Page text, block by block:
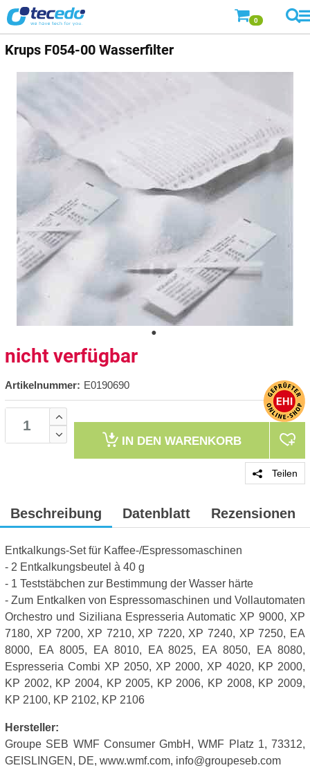
0
Krups F054-00 Wasserfilter
nicht verfügbar
Artikelnummer: E0190690
IN DEN WARENKORB
Teilen
Beschreibung Datenblatt Rezensionen
Entkalkungs-Set für Kaffee-/Espressomaschinen
- 2 Entkalkungsbeutel à 40 g
- 1 Teststäbchen zur Bestimmung der Wasser härte
- Zum Entkalken von Espressomaschinen und Vollautomaten
Orchestro und Siziliana Espresseria Automatic XP 9000, XP
7180, XP 7200, XP 7210, XP 7220, XP 7240, XP 7250, EA
8000, EA 8005, EA 8010, EA 8025, EA 8050, EA 8080,
Espresseria Combi XP 2050, XP 2000, XP 4020, KP 2000,
KP 2002, KP 2004, KP 2005, KP 2006, KP 2008, KP 2009,
KP 2100, KP 2102, KP 2106
Hersteller:
Groupe SEB WMF Consumer GmbH, WMF Platz 1, 73312,
GEISLINGEN, DE, www.wmf.com, info@groupeseb.com